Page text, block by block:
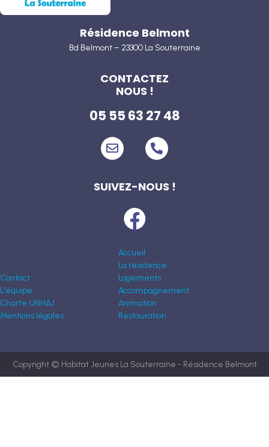
Résidence Belmont
Bd Belmont – 23300 La Souterraine
CONTACTEZ
NOUS !
05 55 63 27 48
SUIVEZ-NOUS !
Contact
L'équipe
Charte UNHAJ
Mentions légales
Accueil
La résidence
Logements
Accompagnement
Animation
Restauration
Copyright © Habitat Jeunes La Souterraine - Résidence Belmont